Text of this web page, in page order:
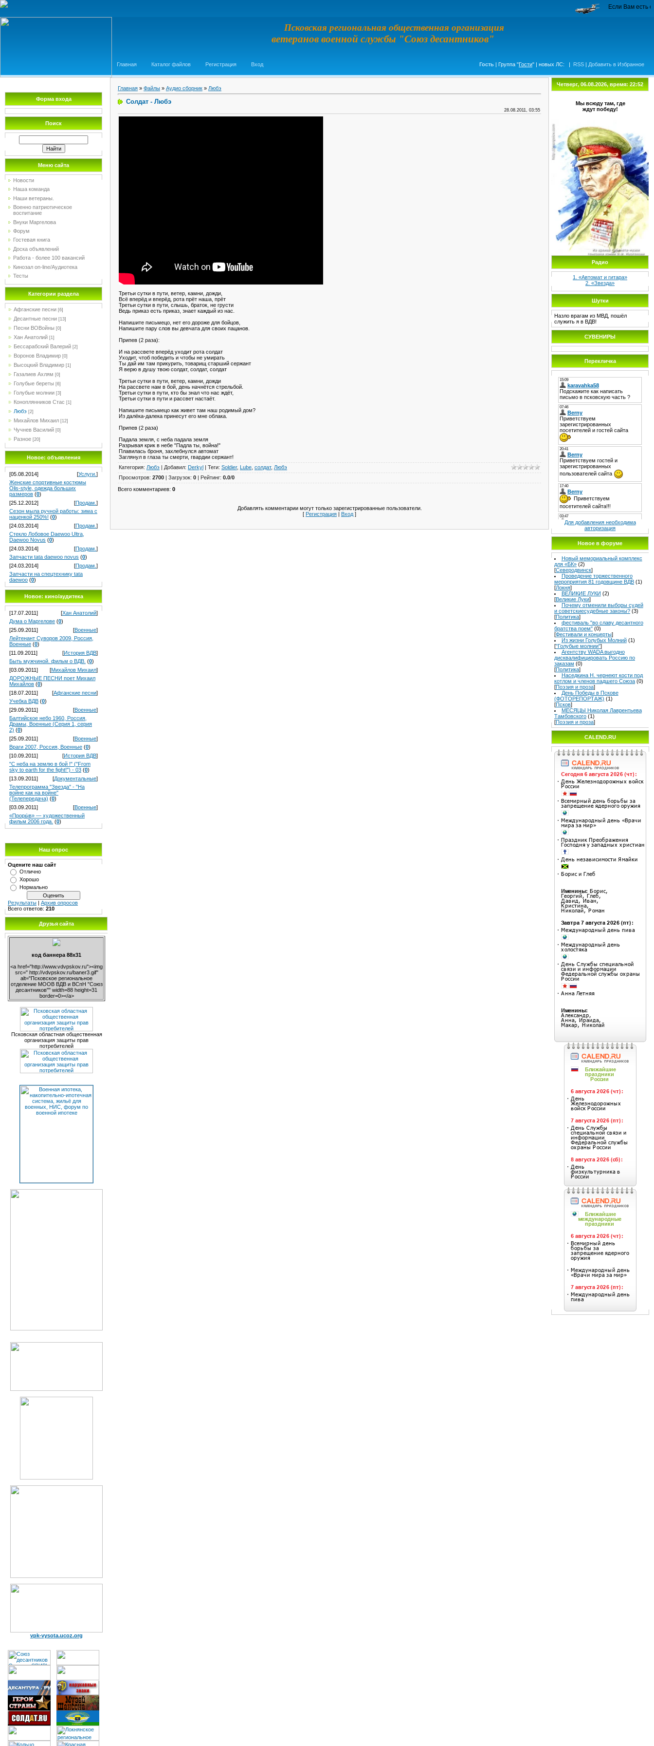
Если Вам есть о чем
Псковская региональная общественная организация
ветеранов военной службы "Союз десантников"
Главная Каталог файлов Регистрация Вход Гость | Группа "Гости" | новых ЛС: | RSS | Добавить в Избранное
Форма входа
Поиск
Меню сайта
Новости
Наша команда
Наши ветераны.
Военно патриотическое
воспитание
Внуки Маргелова
Форум
Гостевая книга
Доска объявлений
Работа - более 100 вакансий
Кинозал on-line/Аудиотека
Тесты
Категории раздела
Афганские песни [6]
Десантные песни [13]
Песни ВОВойны [0]
Хан Анатолий [1]
Бессарабский Валерий [2]
Воронов Владимир [0]
Высоцкий Владимир [1]
Газалиев Ахлям [0]
Голубые береты [6]
Голубые молнии [3]
Коноплянников Стас [1]
Любэ [2]
Михайлов Михаил [12]
Чучнев Василий [0]
Разное [20]
Новое: объявления
[05.08.2014] [Услуги. ]
Женские спортивные костюмы
Olis-style, одежда больших
размеров (0)
[25.12.2012]
[Продам. ]
Сезон мыла ручной работы: зима с
наценкой 250%! (0)
[24.03.2014]
[Продам. ]
Стекло Лобовое Daewoo Ultra,
Daewoo Novus (0)
[24.03.2014]
[Продам. ]
Запчасти tata daewoo novus (0)
[24.03.2014]
[Продам. ]
Запчасти на спецтехнику tata
daewoo (0)
Новое: кино/аудитека
[17.07.2011] [Хан Анатолий]
Дума о Маргелове (0)
[25.09.2011]
[Военные]
Лейтенант Суворов 2009, Россия,
Военные (0)
[11.09.2011]
[История ВДВ]
Быть мужчиной. фильм о ВДВ. (0)
[03.09.2011]
[Михайлов Михаил]
ДОРОЖНЫЕ ПЕСНИ поет Михаил
Михайлов (0)
[18.07.2011]
[Афганские песни]
Учебка ВДВ (0)
[29.09.2011]
[Военные]
Балтийское небо 1960, Россия,
Драмы, Военные (Серия 1, серия
2) (0)
[25.09.2011]
[Военные]
Враги 2007, Россия, Военные (0)
[10.09.2011]
[История ВДВ]
"С неба на землю в бой !" ("From
sky to earth for the fight!") - 03 (0)
[13.09.2011]
[Документальные]
Телепрограмма "Звезда" - "На
войне как на войне"
(Телепередача) (0)
[03.09.2011]
[Военные]
«Проры́в» — художественный
фильм 2006 года. (0)
Наш опрос
Оцените наш сайт
Отлично
Хорошо
Нормально
Результаты | Архив опросов
Всего ответов: 210
Друзья сайта
код баннера 88х31
<a href="http://www.vdvpskov.ru"><img
src=" http://vdvpskov.ru/baner3.gif"
alt="Псковское региональное
отделение МООВ ВДВ и ВСпН "Союз
десантников"" width=88 height=31
border=0></a>
Псковская областная общественная
организация защиты прав
потребителей
vpk-vysota.ucoz.org
Главная » Файлы » Аудио сборник » Любэ
Солдат - Любэ
28.08.2011, 03:55
Третьи сутки в пути, ветер, камни, дожди,
Всё вперёд и вперёд, рота прёт наша, прёт
Третьи сутки в пути, слышь, браток, не грусти
Ведь приказ есть приказ, знает каждый из нас.
Напишите письмецо, нет его дороже для бойцов,
Напишите пару слов вы девчата для своих пацанов.
Припев (2 раза):
И на рассвете вперёд уходит рота солдат
Уходит, чтоб победить и чтобы не умирать
Ты дай им там прикурить, товарищ старший сержант
Я верю в душу твою солдат, солдат, солдат
Третьи сутки в пути, ветер, камни, дожди
На рассвете нам в бой, день начнётся стрельбой.
Третьи сутки в пути, кто бы знал что нас ждёт,
Третьи сутки в пути и рассвет настаёт.
Напишите письмецо как живет там наш родимый дом?
Из далёка-далека принесут его мне облака.
Припев (2 раза)
Падала земля, с неба падала земля
Разрывая крик в небе "Падла ты, война!"
Плавилась броня, захлебнулся автомат
Заглянул в глаза ты смерти, гвардии сержант!
Категория: Любэ | Добавил: Derkyl | Теги: Soldier, Lube солдат, Любэ
Просмотров: 2700 | Загрузок: 0 | Рейтинг: 0.0/0
Всего комментариев: 0
Добавлять комментарии могут только зарегистрированные пользователи.
[ Регистрация | Вход ]
Четверг, 06.08.2026, время: 22:52
Мы всюду там, где
ждут победу!
Радио
1. «Автомат и гитара»
2. «Звезда»
Шутки
Назло врагам из МВД, пошёл
служить я в ВДВ!
СУВЕНИРЫ
Перекличка
Для добавления необходима
авторизация
Новое в форуме
Новый мемориальный комплекс
для «БК» (2)
[Северодвинск]
Проведение торжественного
мероприятия 81 годовщине ВДВ (1)
[Локня]
ВЕЛИКИЕ ЛУКИ (2)
[Великие Луки]
Почему отменили выборы судей
и советскиесудебные законы? (3)
[Политика]
фестиваль "во славу десантного
братства поем" (0)
[Фестивали и концерты]
Из жизни Голубых Молний (1)
["Голубые молнии"]
Агентству WADA выгодно
дисквалифицировать Россию по
заказам (0)
[Политика]
Наседкина Н. чернеют кости под
котлом и членов падшего Союза (0)
[Поэзия и проза]
День Победы в Пскове
(ФОТОРЕПОРТАЖ) (1)
[Псков]
МЕСЯЦЫ Николая Лаврентьева
Тамбовского (1)
[Поэзия и проза]
CALEND.RU